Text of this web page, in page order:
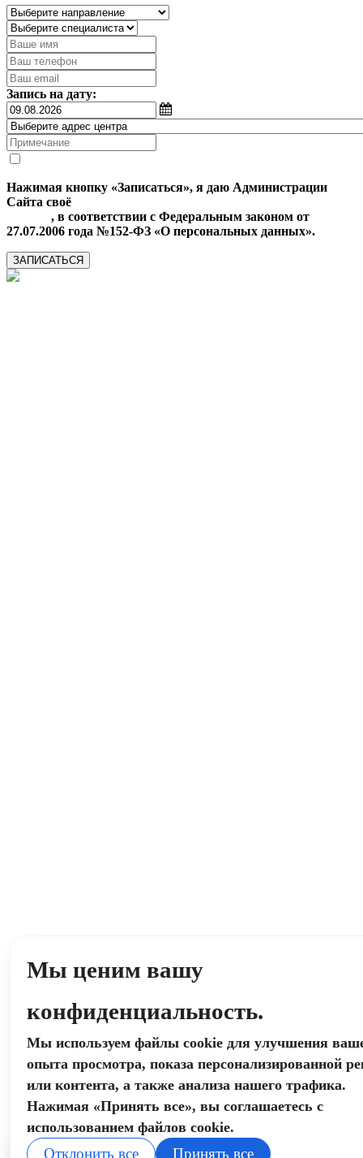
Запись на дату:
Нажимая кнопку «Записаться», я даю Администрации
Сайта своё
, в соответствии с Федеральным законом от
27.07.2006 года №152-ФЗ «О персональных данных».
ЗАПИСАТЬСЯ
Мы ценим вашу
конфиденциальность.
Мы используем файлы cookie для улучшения
опыта просмотра, показа персонализированной
или контента, а также анализа нашего трафика.
Нажимая «Принять все», вы соглашаетесь с
использованием файлов cookie.
Отклонить все Принять все